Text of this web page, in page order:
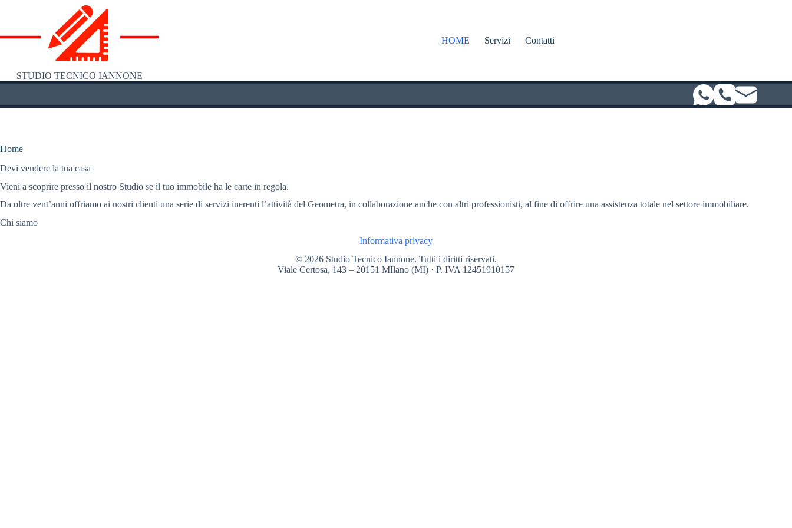
STUDIO TECNICO IANNONE
HOME Servizi Contatti
Home
Devi vendere la tua casa
Vieni a scoprire presso il nostro Studio se il tuo immobile ha le carte in regola.
Da oltre vent’anni offriamo ai nostri clienti una serie di servizi inerenti l’attività del Geometra, in collaborazione anche con altri professionisti, al fine di offrire una assistenza totale nel settore immobiliare.
Chi siamo
Informativa privacy
© 2026 Studio Tecnico Iannone. Tutti i diritti riservati.
Viale Certosa, 143 – 20151 MIlano (MI) · P. IVA 12451910157